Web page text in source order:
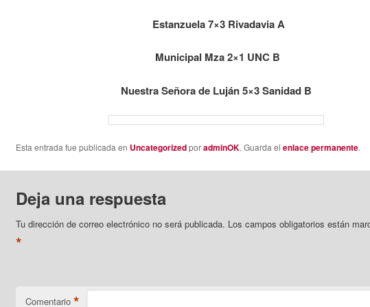
Estanzuela 7×3 Rivadavia A
Municipal Mza 2×1 UNC B
Nuestra Señora de Luján 5×3 Sanidad B
Esta entrada fue publicada en UncategorizedporadminOK. Guarda el enlace permanente.
Deja una respuesta
Tu dirección de correo electrónico no será publicada. Los campos obligatorios están
*
Comentario *